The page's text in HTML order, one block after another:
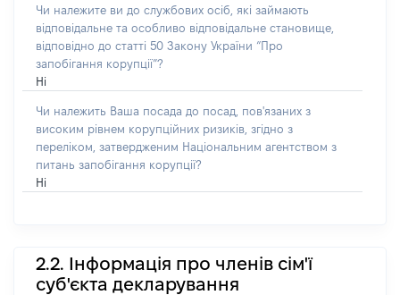
Чи належите ви до службових осіб, які займають
відповідальне та особливо відповідальне становище,
відповідно до статті 50 Закону України “Про
запобігання корупції”?
Ні
Чи належить Ваша посада до посад, пов'язаних з
високим рівнем корупційних ризиків, згідно з
переліком, затвердженим Національним агентством з
питань запобігання корупції?
Ні
2.2. Інформація про членів сім'ї
суб'єкта декларування